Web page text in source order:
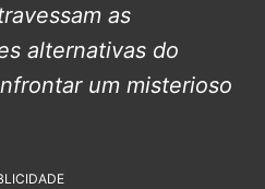
as
alternativas do
um misterioso